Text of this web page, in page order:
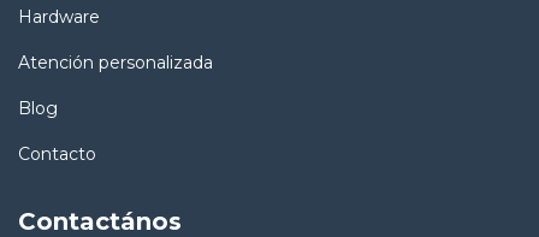
Hardware
Atención personalizada
Blog
Contacto
Contactános